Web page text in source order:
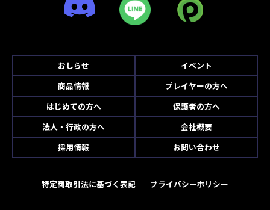
おしらせ
イベント
商品情報
プレイヤーの方へ
はじめての方へ
保護者の方へ
法人・行政の方へ
会社概要
採用情報
お問い合わせ
特定商取引法に基づく表記 プライバシーポリシー